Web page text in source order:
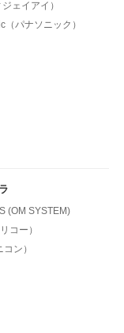
ェイアイ）
（パナソニック）
(OM SYSTEM)
コー）
ン）